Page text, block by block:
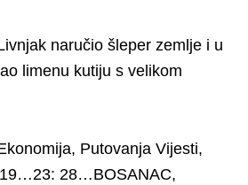
naručio šleper zemlje i u
limenu kutiju s velikom
Putovanja Vijesti,
28…BOSANAC,